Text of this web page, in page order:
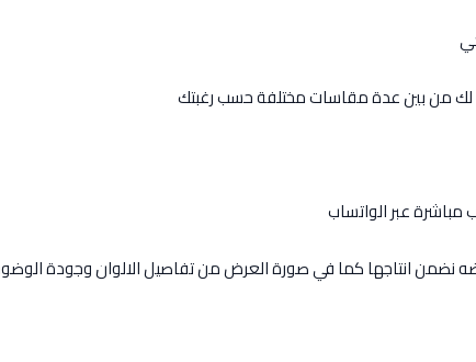
لك من بين عدة مقاسات مختلفة حسب رغبتك
عبر الواتساب
نضمن انتاجها كما في صورة العرض من تفاصيل الالوان وجودة